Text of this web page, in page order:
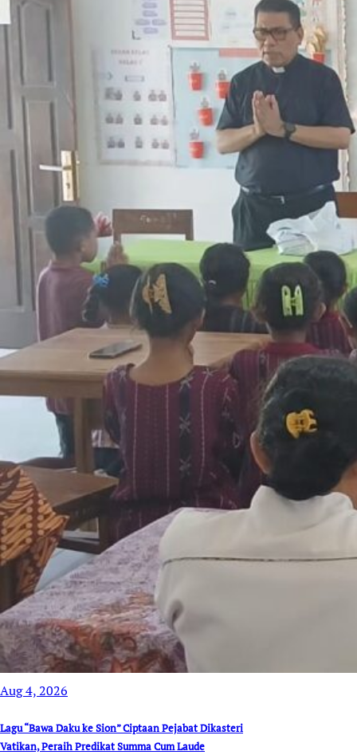
Aug 4, 2026
Lagu “Bawa Daku ke Sion” Ciptaan Pejabat Dikasteri
Vatikan, Peraih Predikat Summa Cum Laude